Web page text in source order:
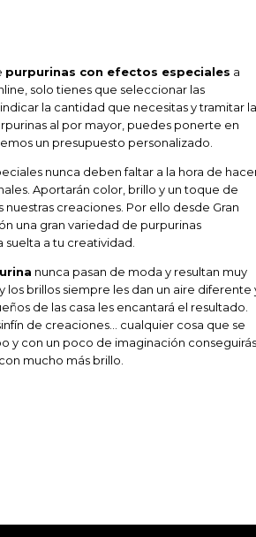
purpurinas con efectos especiales a
solo tienes que seleccionar las
la cantidad que necesitas y tramitar la
al por mayor, puedes ponerte en
un presupuesto personalizado.
nunca deben faltar a la hora de
Aportarán color, brillo y un toque de
creaciones. Por ello desde Gran
una gran variedad de purpurinas
a tu creatividad.
nunca pasan de moda y resultan muy
los brillos siempre les dan un aire diferente
de las casa les encantará el resultado.
de creaciones… cualquier cosa que se
y con un poco de imaginación conseguirás
mucho más brillo.